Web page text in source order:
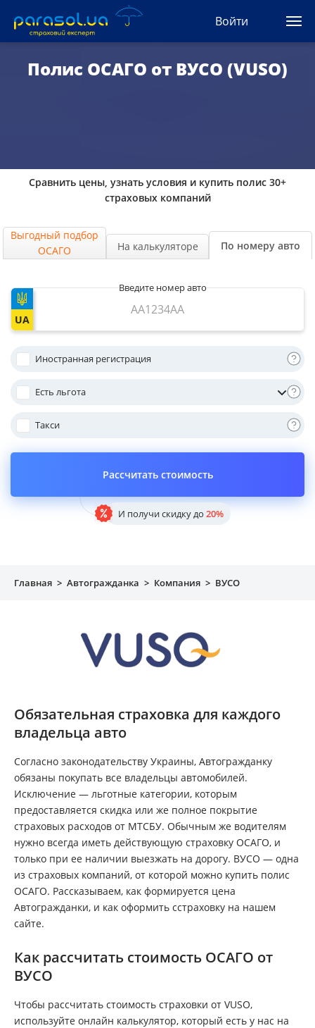
Войти
(093) 170-33-90
Ua En
Туристическая
Автозащита
Полис ОСАГО от ВУСО (VUSO)
Сравнить цены, узнать условия и купить полис 30+
страховых компаний
Выгодный подбор
ОСАГО
На калькуляторе По номеру авто
Введите номер авто
Иностранная регистрация
Есть льгота
Такси
Рассчитать стоимость
И получи скидку до 20%
Главная > Автогражданка > Компания > ВУСО
Обязательная страховка для каждого
владельца авто
Согласно законодательству Украины, Автогражданку
обязаны покупать все владельцы автомобилей.
Исключение — льготные категории, которым
предоставляется скидка или же полное покрытие
страховых расходов от МТСБУ. Обычным же водителям
нужно всегда иметь действующую страховку ОСАГО, и
только при ее наличии выезжать на дорогу. ВУСО — одна
из страховых компаний, от которой можно купить полис
ОСАГО. Рассказываем, как формируется цена
Автогражданки, и как оформить сстраховку на нашем
сайте.
Как рассчитать стоимость ОСАГО от
ВУСО
Чтобы рассчитать стоимость страховки от VUSO,
используйте онлайн калькулятор, который есть у нас на